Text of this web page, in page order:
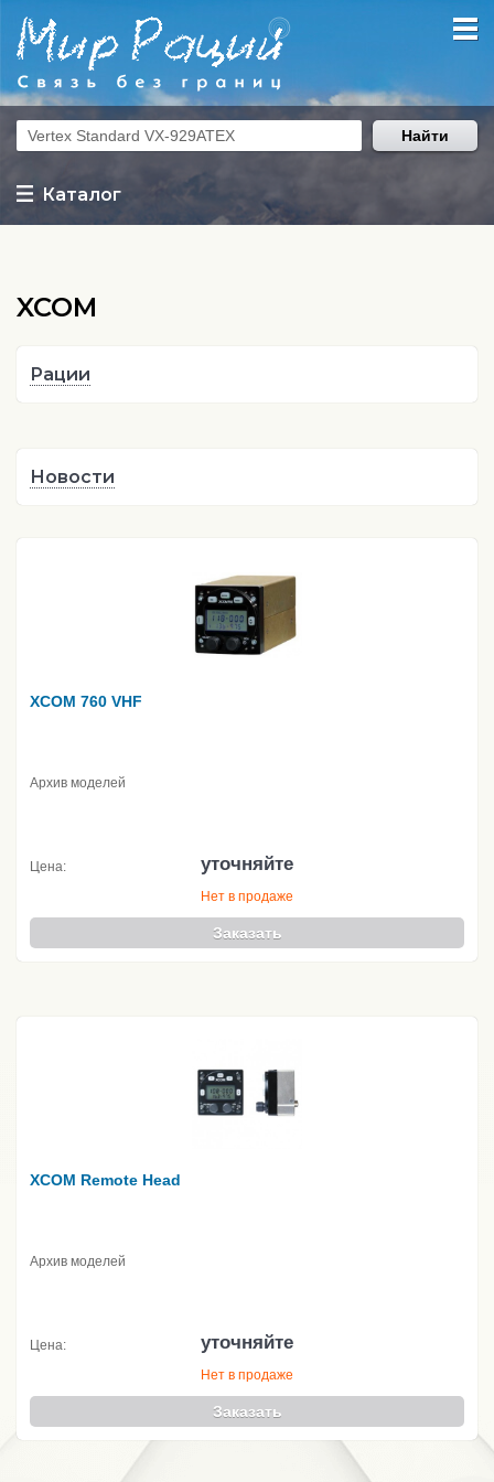
Каталог
Найти
XCOM
Рации
Новости
XCOM 760 VHF
Архив моделей
Цена: уточняйте
Нет в продаже
Заказать
XCOM Remote Head
Архив моделей
Цена: уточняйте
Нет в продаже
Заказать